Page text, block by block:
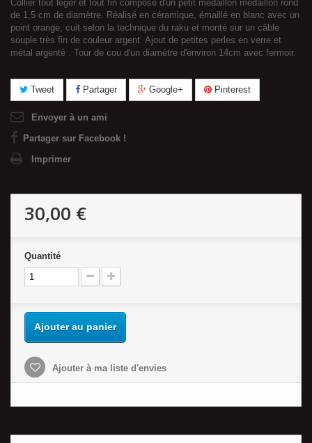
Collier tout léger et tout fin composé d'un petit médaillon médaillon rond
de 1,5 cm de diamètre. Réalisé en céramique, émaillé en blanc avec un
point orange, cuit selon la technique du raku et monté sur un câble
souple très fin de couleur argent. Ajout de petites perles en verre et
métal argenté . Tour de cou d'un diamètre d'environ 14cm avec fermoir.
Tweet Partager Google+ Pinterest
Envoyer à un ami
Partager sur Facebook !
Imprimer
30,00 €
Quantité
Ajouter au panier
Ajouter à ma liste d'envies